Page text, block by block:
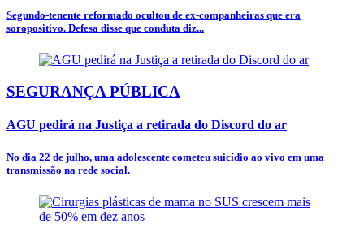
Segundo-tenente reformado ocultou de ex-companheiras que era
soropositivo. Defesa disse que conduta diz...
SEGURANÇA PÚBLICA
AGU pedirá na Justiça a retirada do Discord do ar
No dia 22 de julho, uma adolescente cometeu suicídio ao vivo em uma
transmissão na rede social.